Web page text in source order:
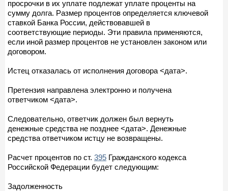
просрочки в их уплате подлежат уплате проценты на
сумму долга. Размер процентов определяется ключевой
ставкой Банка России, действовавшей в
соответствующие периоды. Эти правила применяются,
если иной размер процентов не установлен законом или
договором.
Истец отказалась от исполнения договора <дата>.
Претензия направлена электронно и получена
ответчиком <дата>.
Следовательно, ответчик должен был вернуть
денежные средства не позднее <дата>. Денежные
средства ответчиком истцу не возвращены.
Расчет процентов по ст. 395 Гражданского кодекса
Российской Федерации будет следующим:
Задолженность